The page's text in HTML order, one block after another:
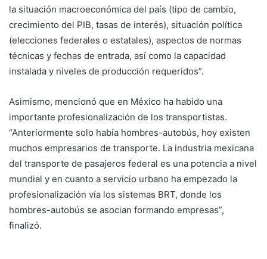
la situación macroeconómica del país (tipo de cambio,
crecimiento del PIB, tasas de interés), situación política
(elecciones federales o estatales), aspectos de normas
técnicas y fechas de entrada, así como la capacidad
instalada y niveles de producción requeridos”.
Asimismo, mencionó que en México ha habido una
importante profesionalización de los transportistas.
“Anteriormente solo había hombres-autobús, hoy existen
muchos empresarios de transporte. La industria mexicana
del transporte de pasajeros federal es una potencia a nivel
mundial y en cuanto a servicio urbano ha empezado la
profesionalización vía los sistemas BRT, donde los
hombres-autobús se asocian formando empresas”,
finalizó.